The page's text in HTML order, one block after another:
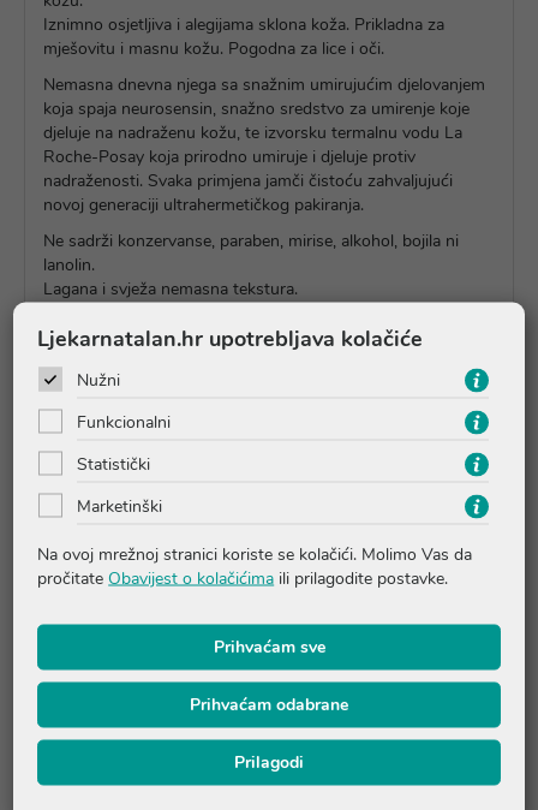
Iznimno osjetljiva i alegijama sklona koža. Prikladna za
mješovitu i masnu kožu. Pogodna za lice i oči.
Nemasna dnevna njega sa snažnim umirujućim djelovanjem
koja spaja neurosensin, snažno sredstvo za umirenje koje
djeluje na nadraženu kožu, te izvorsku termalnu vodu La
Roche-Posay koja prirodno umiruje i djeluje protiv
nadraženosti. Svaka primjena jamči čistoću zahvaljujući
novoj generaciji ultrahermetičkog pakiranja.
Ne sadrži konzervanse, paraben, mirise, alkohol, bojila ni
lanolin.
Lagana i svježa nemasna tekstura.
Upute o proizvodu
Pitanja i odgovori
Proizvodi iz iste linije
Ljekarnatalan.hr upotrebljava kolačiće
Nužni
Funkcionalni
Statistički
Marketinški
Na ovoj mrežnoj stranici koriste se kolačići. Molimo Vas da
pročitate Obavijest o kolačićima ili prilagodite postavke.
Prihvaćam sve
Prihvaćam odabrane
Prilagodi